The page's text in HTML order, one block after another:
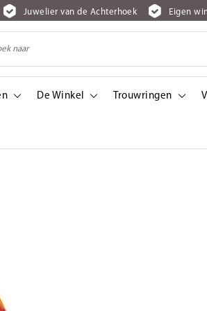
Juwelier van de Achterhoek Eigen
De Winkel Trouwringen